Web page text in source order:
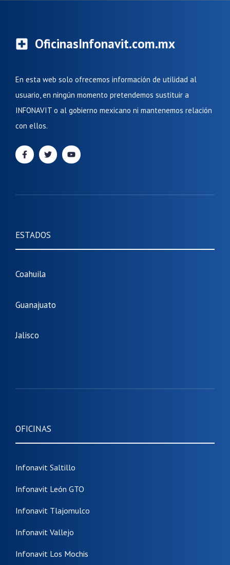
OficinasInfonavit.com.mx
En esta web solo ofrecemos información de utilidad al
usuario, en ningún momento pretendemos sustituir a
INFONAVIT o al gobierno mexicano ni mantenemos relación
con ellos.
ESTADOS
Coahuila
Guanajuato
Jalisco
OFICINAS
Infonavit Saltillo
Infonavit León GTO
Infonavit Tlajomulco
Infonavit Vallejo
Infonavit Los Mochis